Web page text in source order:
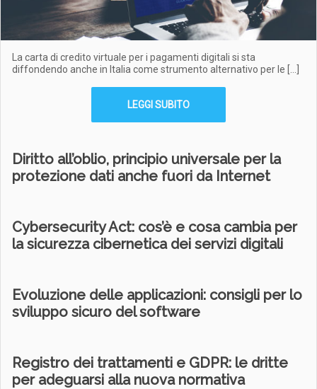
La carta di credito virtuale per i pagamenti digitali si sta
diffondendo anche in Italia come strumento alternativo per le […]
LEGGI SUBITO
Diritto all’oblio, principio universale per la
protezione dati anche fuori da Internet
Cybersecurity Act: cos’è e cosa cambia per
la sicurezza cibernetica dei servizi digitali
Evoluzione delle applicazioni: consigli per lo
sviluppo sicuro del software
Registro dei trattamenti e GDPR: le dritte
per adeguarsi alla nuova normativa